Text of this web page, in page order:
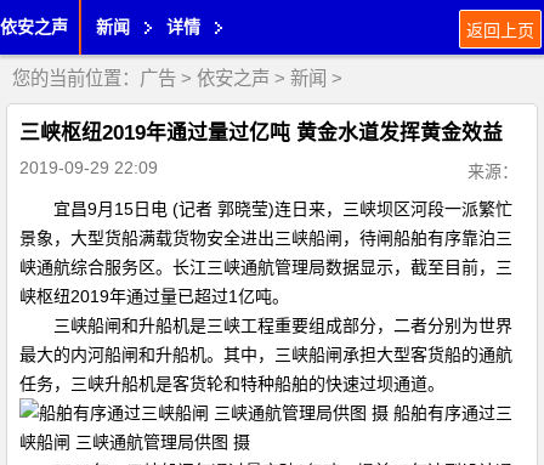
依安之声 新闻 详情 返回上页
您的当前位置： 广告 > 依安之声 > 新闻 >
三峡枢纽2019年通过量过亿吨 黄金水道发挥黄金效益
2019-09-29 22:09
来源：
宜昌9月15日电 (记者 郭晓莹)连日来，三峡坝区河段一派繁忙
景象，大型货船满载货物安全进出三峡船闸，待闸船舶有序靠泊三
峡通航综合服务区。长江三峡通航管理局数据显示，截至目前，三
峡枢纽2019年通过量已超过1亿吨。
三峡船闸和升船机是三峡工程重要组成部分，二者分别为世界
最大的内河船闸和升船机。其中，三峡船闸承担大型客货船的通航
任务，三峡升船机是客货轮和特种船舶的快速过坝通道。
船舶有序通过三
峡船闸 三峡通航管理局供图 摄